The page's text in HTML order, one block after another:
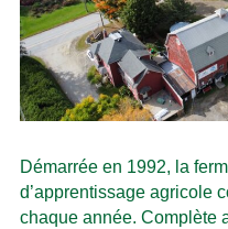
Démarrée en 1992, la
d’apprentissage agricole
chaque année. Complète